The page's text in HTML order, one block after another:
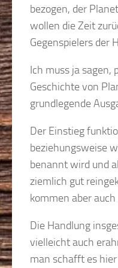
bezogen, der
wollen die Zeit
Gegenspielers der
Ich muss ja sagen,
Geschichte von
grundlegende
Der Einstieg
beziehungsweise
benannt wird und
ziemlich gut
kommen aber
Die Handlung
vielleicht auch
man schafft es